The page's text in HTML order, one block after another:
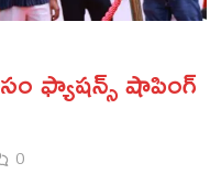
ఫ్యాషన్స్ షాపింగ్
0